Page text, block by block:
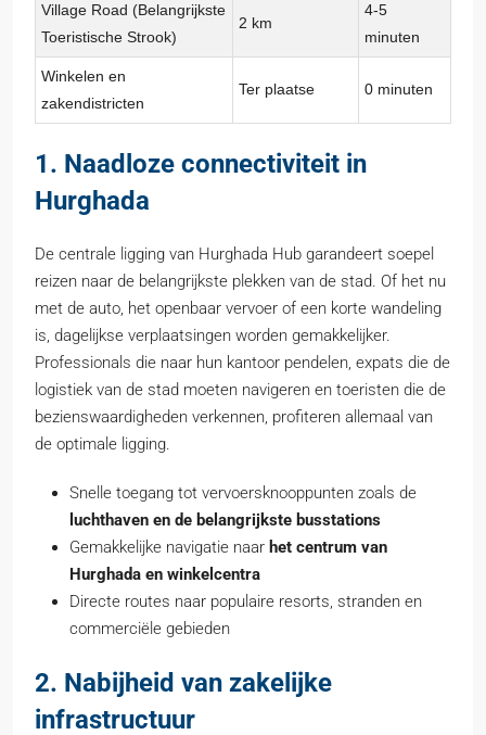
Village Road (Belangrijkste
Toeristische Strook)
2 km
4-5
minuten
Winkelen en
zakendistricten
Ter plaatse 0 minuten
1. Naadloze connectiviteit in
Hurghada
De centrale ligging van Hurghada Hub garandeert soepel
reizen naar de belangrijkste plekken van de stad. Of het nu
met de auto, het openbaar vervoer of een korte wandeling
is, dagelijkse verplaatsingen worden gemakkelijker.
Professionals die naar hun kantoor pendelen, expats die de
logistiek van de stad moeten navigeren en toeristen die de
bezienswaardigheden verkennen, profiteren allemaal van
de optimale ligging.
Snelle toegang tot vervoersknooppunten zoals de
luchthaven en de belangrijkste busstations
Gemakkelijke navigatie naar het centrum van
Hurghada en winkelcentra
Directe routes naar populaire resorts, stranden en
commerciële gebieden
2. Nabijheid van zakelijke
infrastructuur